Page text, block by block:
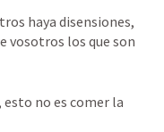
haya disensiones,
vosotros los que son
esto no es comer la